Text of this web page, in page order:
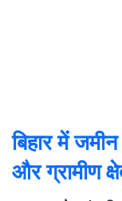
बिहार में
और ग्रामीण